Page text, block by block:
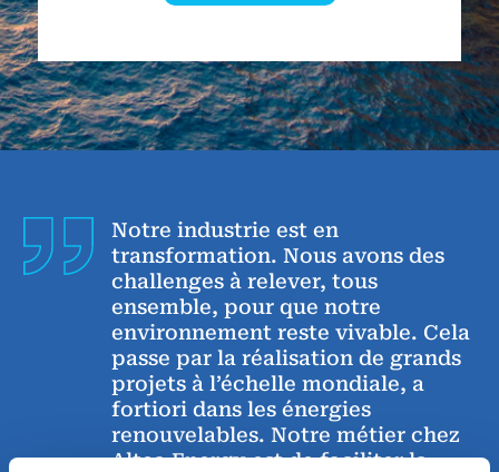
Notre industrie est en
transformation. Nous avons des
challenges à relever, tous
ensemble, pour que notre
environnement reste vivable. Cela
passe par la réalisation de grands
projets à l’échelle mondiale, a
fortiori dans les énergies
renouvelables. Notre métier chez
Altea Energy est de faciliter la